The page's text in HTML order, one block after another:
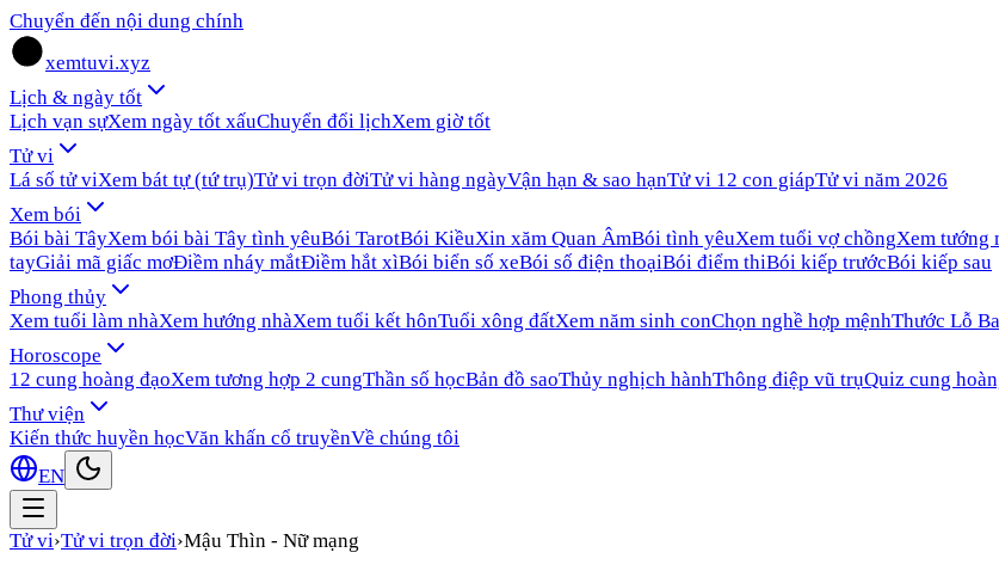
Chuyển đến nội dung chính
xemtuvi.xyz
Lịch & ngày tốt
Lịch vạn sựXem ngày tốt xấuChuyển đổi lịchXem giờ tốt
Tử vi
Lá số tử viXem bát tự (tứ trụ)Tử vi trọn đờiTử vi hàng ngàyVận hạn & sao hạnTử vi 12 con giápTử vi năm 2026
Xem bói
Bói bài TâyXem bói bài Tây tình yêuBói TarotBói KiềuXin xăm Quan ÂmBói tình yêuXem tuổi vợ chồngXem tướng
tayGiải mã giấc mơĐiềm nháy mắtĐiềm hắt xìBói biển số xeBói số điện thoạiBói điểm thiBói kiếp trướcBói kiếp sau
Phong thủy
Xem tuổi làm nhàXem hướng nhàXem tuổi kết hônTuổi xông đấtXem năm sinh conChọn nghề hợp mệnhThước Lỗ
Horoscope
12 cung hoàng đạoXem tương hợp 2 cungThần số họcBản đồ saoThủy nghịch hànhThông điệp vũ trụQuiz cung
Thư viện
Kiến thức huyền họcVăn khấn cổ truyềnVề chúng tôi
EN
Tử vi›Tử vi trọn đời›Mậu Thìn - Nữ mạng